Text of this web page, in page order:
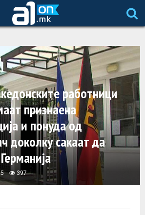
работници
признаена
и понуда од
доколку сакаат да
397